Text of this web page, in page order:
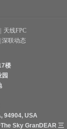
天线FPC
深联动态
楼
94904, USA
Sky GranDEAR 三